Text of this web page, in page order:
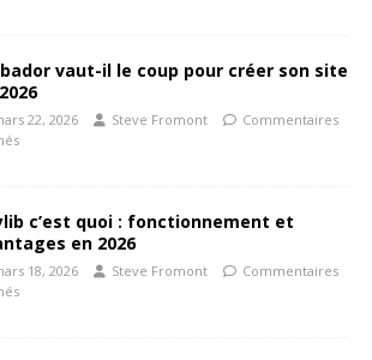
vaut-il le coup pour créer son site
22, 2026 Steve Fromont
Commentaires
c’est quoi : fonctionnement et
en 2026
18, 2026 Steve Fromont
Commentaires